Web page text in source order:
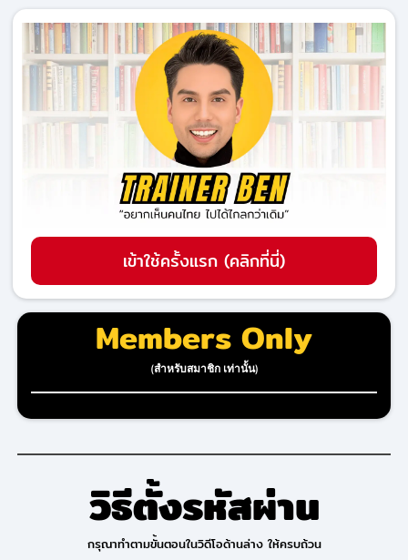
เข้าใช้ครั้งแรก (คลิกที่นี่)
Members Only
(สำหรับสมาชิก เท่านั้น)
วิธีตั้งรหัสผ่าน
กรุณาทำตามขั้นตอนในวิดีโอด้านล่าง ให้ครบถ้วน